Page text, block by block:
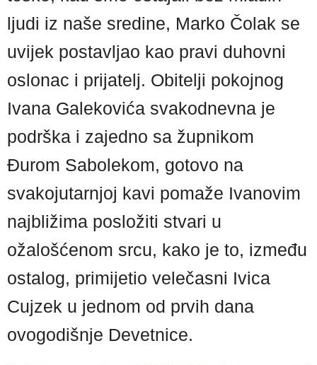
ljudi iz naše sredine, Marko Čolak se
uvijek postavljao kao pravi duhovni
oslonac i prijatelj. Obitelji pokojnog
Ivana Galekovića svakodnevna je
podrška i zajedno sa župnikom
Đurom Sabolekom, gotovo na
svakojutarnjoj kavi pomaže Ivanovim
najbližima posložiti stvari u
ožalošćenom srcu, kako je to, između
ostalog, primijetio velečasni Ivica
Cujzek u jednom od prvih dana
ovogodišnje Devetnice.